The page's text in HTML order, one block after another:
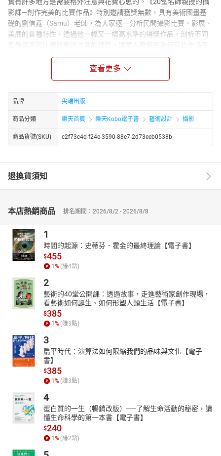
影課—創作完美的比賽作品》特別邀請獲獎無數，具有美術國畫基
礎的劉信鑫（Samu）老師，為大家逐一分析民間攝影比賽、影展、
美展的各種特性，透過他一幅又一幅高水準的得獎作品，剖析不同
影像與不同比賽所應該注意的細節。讓眾人瞭解到為何有些作品在
第一輪的初選過程就會被淘汰？為什麼有些人的作品總是能夠獲得
評審的青睞、獲獎連連？舉凡攝影比賽，大多都會規定「不得後
製」影像。但其實大部份的獲獎作品，都是在容許範圍內經過一定
有了本書，所有關於比賽與攝影的疑問都將迎刃而解。徹底學習
Samu老師的攝影美學、構圖法則以及後製手法，您的作品將能夠更
上一層樓。--------------------------------------------------------------------------------------
-----[編輯推薦]每位攝影同好，無論是在求學的過程中，還是在習影
的路上，或多或少都會參加各式大大小小的攝影比賽。就連阿甘也
密密麻麻的比賽規章，還有看到前幾名作品的時候，心中難免會有
像是「這張作品真的沒有調色過嗎？」、「為什麼這樣的作品，會
我們特別與獲獎連連的劉信鑫老師，共同策劃了《20堂名師親授的
影比賽神秘的面紗。透過劉老師以及眾多影友的得獎或是參賽作
品，一一解構「比賽的規範」，介紹「得獎作品的解析與拍攝技
法」，解釋「黑卡的運用與製作」，教授「完美作品的後製技
巧」，並且提供國內外各大「比賽資訊」。攝影，其實是把拍攝者
把作品用最理想的方式呈現給世人。一張好的影像，絕對不是拿起
單眼、按下快門就可以誕生的。瞭解這些道理之後，您的影藝將會
更上一層樓。而本書，絕對是每個喜好風景、人文、生態、紀實攝
影愛好者，所絕對不容錯過的一本「寶典」！無論您希望一舉獲
獎，還是想要一窺攝影比賽的運作秘辛，《20堂名師親授的攝影課
—創作完美的比賽作品》絕對會滿足您的視覺神經以及求知欲望
的！！尖端出版 DCPlayer數位玩家攝影網攝影阿甘 PhotoGump------
-------------------------------------------------------------------------------------[書籍目
錄]Ch. 1 名家藝廊一次飽覽「雪鄉夕照」、「印象平溪」、「晨之
頌」、「母愛」、「新疆喀納斯 月亮灣」、「灕江漁火」等猶如畫
作一般的經典影像。1 雪鄉夕照2 印象平溪3 晨之頌4 母愛5 新疆喀
納斯 月亮灣6 灕江漁火7海岸落日8沙漠樂章9 闔家歡10 漁撈之晨
Ch. 2 攝影比賽、影展、美展及沙龍的認識針對各類「攝影比賽」、
「影展」、「美展」、「沙龍」以及「專題獎項」進行介紹，徹底
剖析攝影比賽的「致勝關鍵」。1 各類攝影比賽的認識2 影展的認識
查看更多
品牌 尖端出版
商品分類 樂天首頁 樂天Kobo電子書 藝術設計 攝影
商品貨號(SKU) c2f73c4d-f24e-3590-88e7-2d73eeb0538b
退換貨須知
本店熱銷商品 排名期間：2026/8/2 - 2026/8/8
1
時間的起源：史蒂芬．霍金的最終理論【電子書】
$455
1 % (賺4點)
2
藝術的40堂公開課：透過故事，走進藝術家創作現場，
看藝術如何誕生、如何形塑人類生活【電子書】
$385
1 % (賺3點)
3
扁平時代：演算法如何限縮我們的品味與文化【電子
書】
$385
1 % (賺3點)
4
蛋白質的一生（暢銷改版）──了解生命活動的秘密，讀
懂生命科學的第一本書【電子書】
$240
1 % (賺2點)